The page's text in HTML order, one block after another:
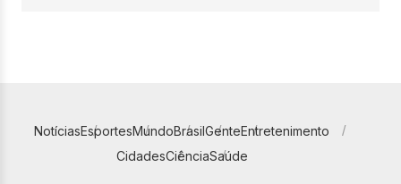
NotíciasEsportesMundoBrasilGenteEntretenimento
CidadesCiênciaSaúde